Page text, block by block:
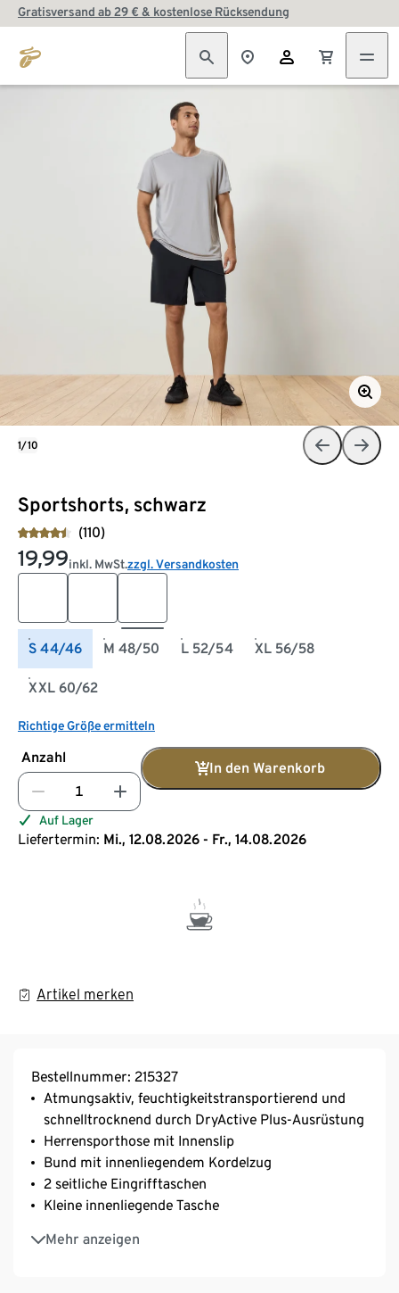
Gratisversand ab 29 € & kostenlose Rücksendung
Sportshorts, schwarz
(110)
19,99inkl. MwSt.zzgl. Versandkosten
S 44/46 M 48/50 L 52/54 XL 56/58
XXL 60/62
Richtige Größe ermitteln
Anzahl
In den Warenkorb
Auf Lager
Liefertermin: Mi., 12.08.2026 - Fr., 14.08.2026
Artikel merken
1/10
Bestellnummer: 215327
Atmungsaktiv, feuchtigkeitstransportierend und
schnelltrocknend durch DryActive Plus-Ausrüstung
Herrensporthose mit Innenslip
Bund mit innenliegendem Kordelzug
2 seitliche Eingrifftaschen
Kleine innenliegende Tasche
Mehr anzeigen
Mit Seitenschlitzen
Reflektierende Designelemente